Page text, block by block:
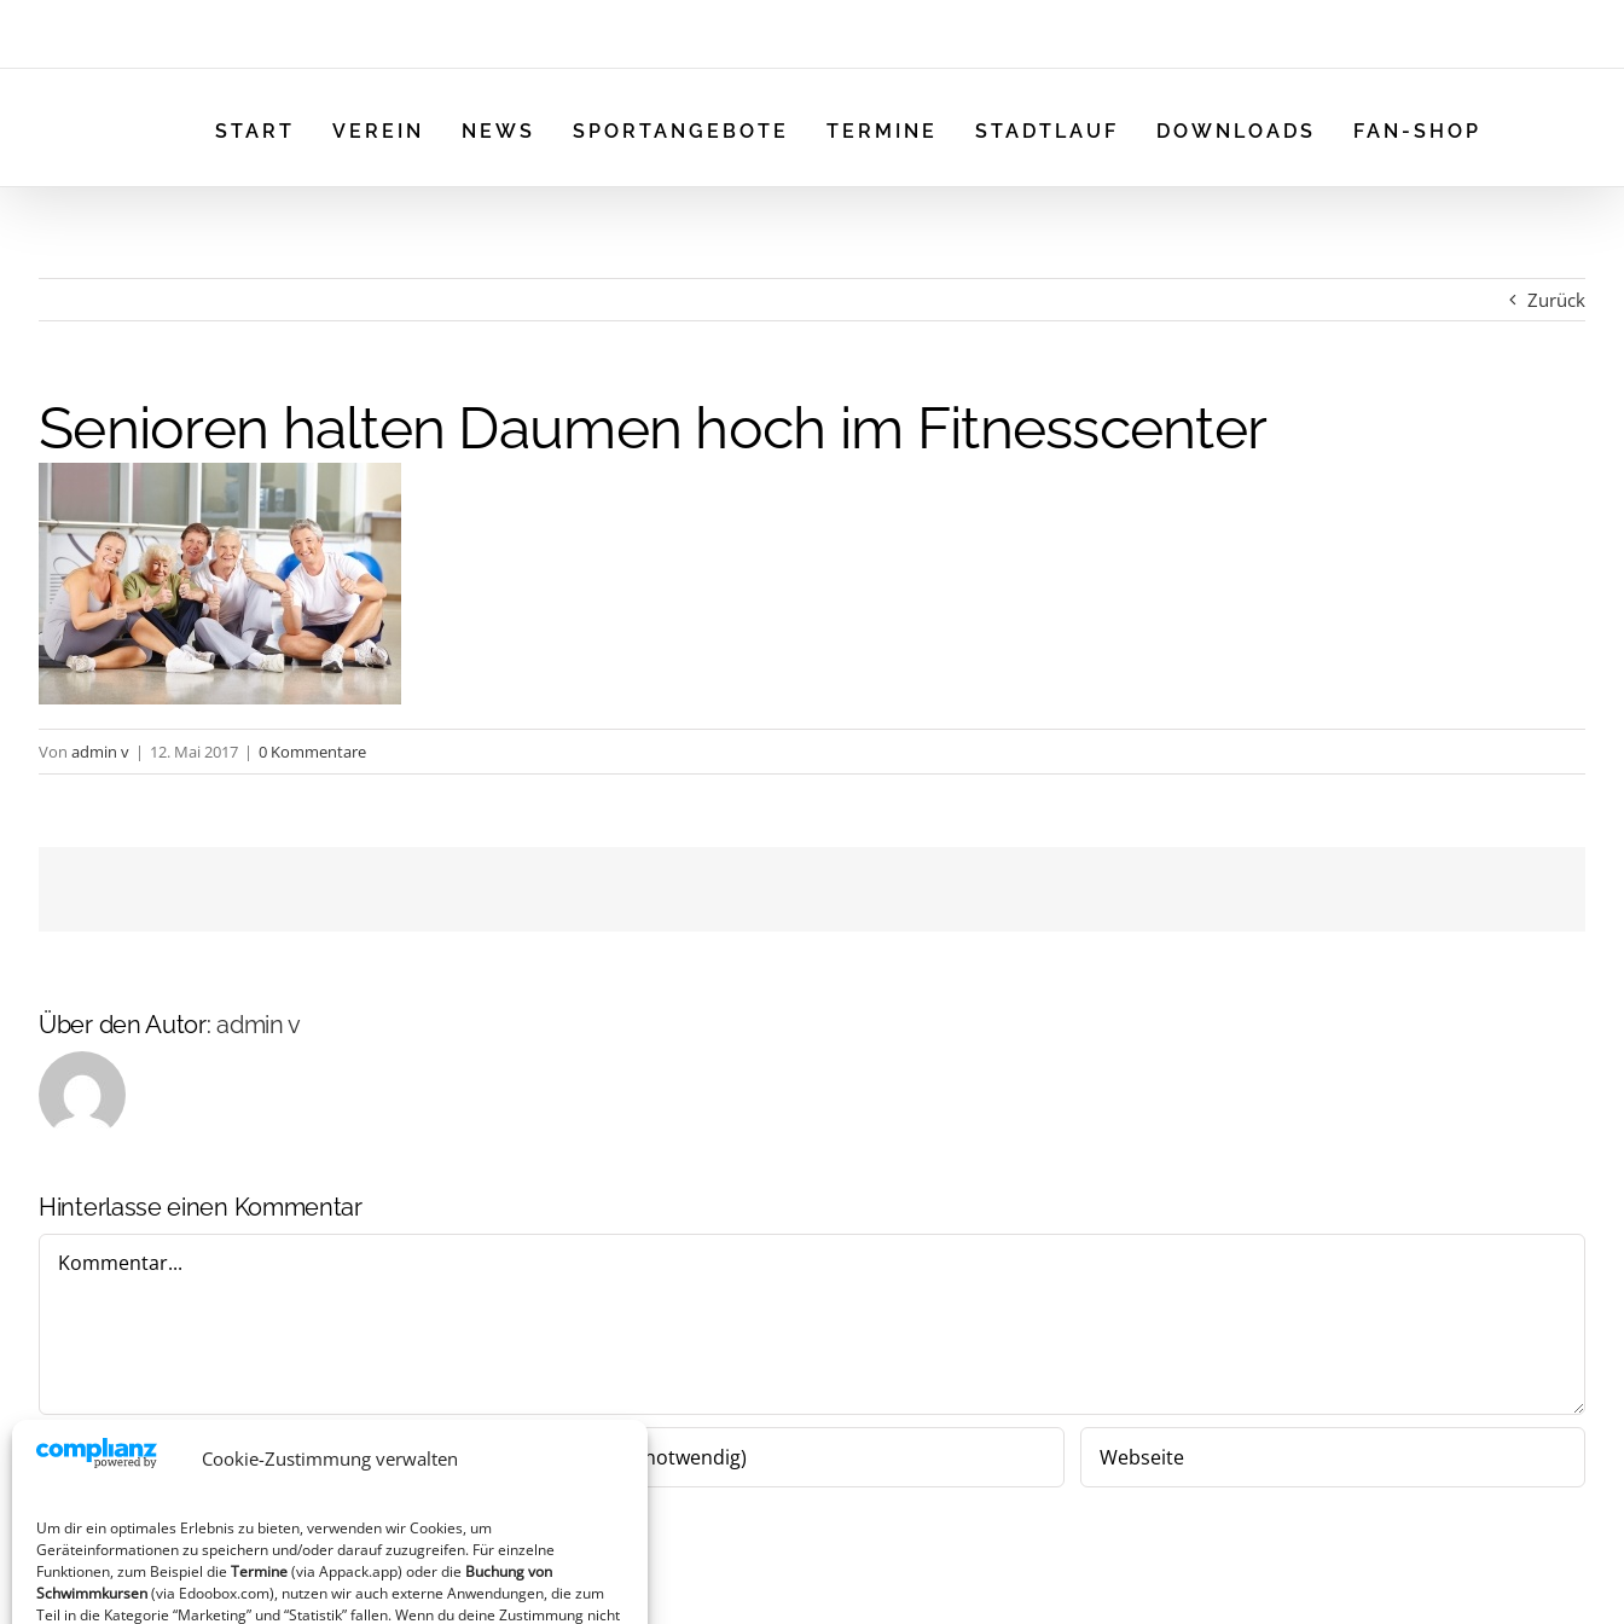
Cookie-Zustimmung verwalten
Um dir ein optimales Erlebnis zu bieten, verwenden wir Cookies, um
Geräteinformationen zu speichern und/oder darauf zuzugreifen. Für einzelne
Funktionen, zum Beispiel die Termine(via Appack.app) oder die Buchung von
Schwimmkursen(via Edoobox.com), nutzen wir auch externe Anwendungen, die zum
Teil in die Kategorie “Marketing” und “Statistik” fallen. Wenn du deine Zustimmung nicht
START VEREIN NEWS SPORTANGEBOTE TERMINE STADTLAUF DOWNLOADS FAN-SHOP
Zurück
Senioren halten Daumen hoch im Fitnesscenter
Von admin v | 12. Mai 2017 | 0 Kommentare
Über den Autor:admin v
Hinterlasse einen Kommentar
Kommentar